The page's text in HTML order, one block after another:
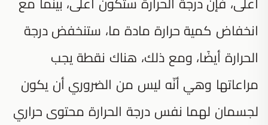
انخفاض كمية حرارة مادة ما، ستنخفض درجة
الحرارة أيضًا، ومع ذلك، هناك نقطة يجب
مراعاتها وهي أنّه ليس من الضروري أن يكون
لجسمان لهما نفس درجة الحرارة محتوى حراري